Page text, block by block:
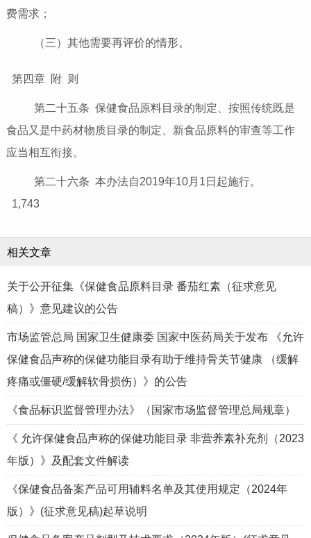
费需求；
（三）其他需要再评价的情形。
第四章 附 则
第二十五条 保健食品原料目录的制定、按照传统既是
食品又是中药材物质目录的制定、新食品原料的审查等工作
应当相互衔接。
第二十六条 本办法自2019年10月1日起施行。
1,743
相关文章
关于公开征集《保健食品原料目录 番茄红素（征求意见
稿）》意见建议的公告
市场监管总局 国家卫生健康委 国家中医药局关于发布 《允许
保健食品声称的保健功能目录有助于维持骨关节健康 （缓解
疼痛或僵硬/缓解软骨损伤）》的公告
《食品标识监督管理办法》（国家市场监督管理总局规章）
《 允许保健食品声称的保健功能目录 非营养素补充剂（2023
年版）》及配套文件解读
《保健食品备案产品可用辅料名单及其使用规定（2024年
版）》(征求意见稿)起草说明